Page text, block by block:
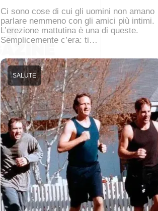
Ci sono cose di cui gli uomini non amano
parlare nemmeno con gli amici più intimi.
L’erezione mattutina è una di queste.
Semplicemente c’era: ti…
SALUTE